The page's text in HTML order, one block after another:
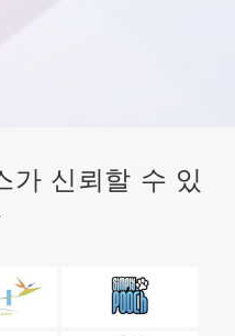
가 신뢰할 수 있